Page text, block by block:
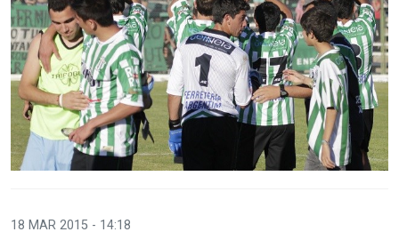
18 MAR 2015 - 14:18